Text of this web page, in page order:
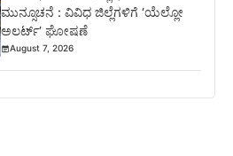
ಮುನ್ಸೂಚನೆ : ವಿವಿಧ ಜಿಲ್ಲೆಗಳಿಗೆ ‘ಯೆಲ್ಲೋ
ಅಲರ್ಟ್’ ಘೋಷಣೆ
August 7, 2026